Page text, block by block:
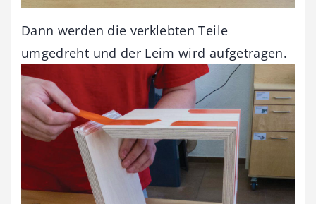
Dann werden die verklebten Teile
umgedreht und der Leim wird aufgetragen.